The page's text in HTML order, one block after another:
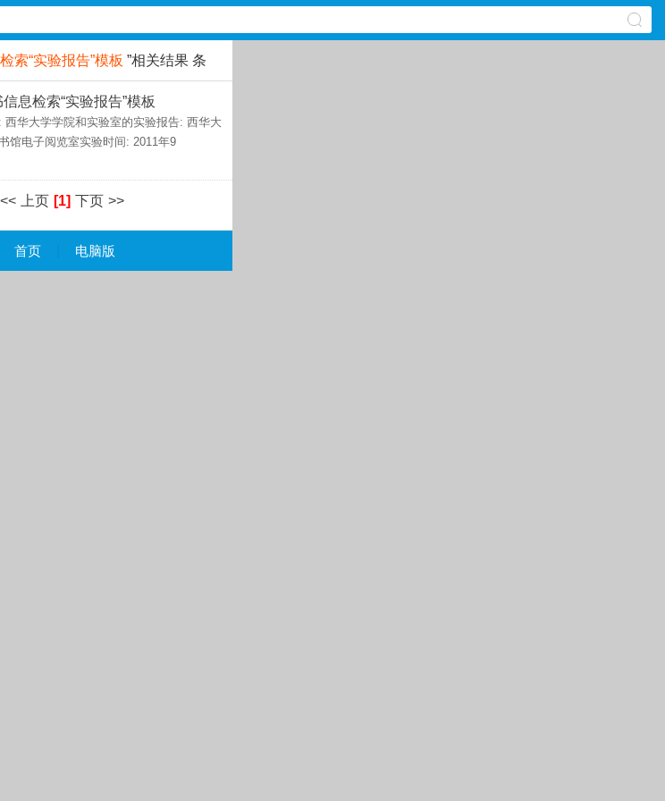
索“实验报告”模板 ”相关结果 条
信息检索“实验报告”模板
西华大学学院和实验室的实验报告: 西华大
馆电子阅览室实验时间: 2011年9
<< 上页 [1] 下页 >>
首页 电脑版